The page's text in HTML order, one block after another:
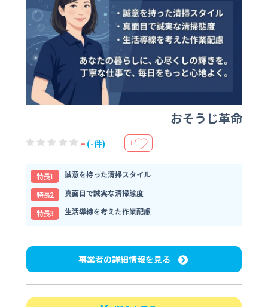
おそうじ革命
- (-件) ＋
特⻑1
誠意を持った清掃スタイル
特⻑2
真面目で誠実な清掃態度
特⻑3
生活導線を考えた作業配慮
事業者の詳細情報を見る